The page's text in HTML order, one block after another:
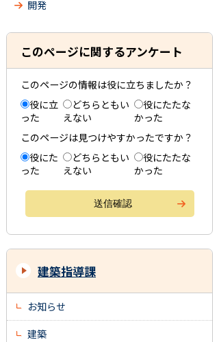
開発
このページに関するアンケート
このページの情報は役に立ちましたか？
役に立
った
どちらともい
えない
役にたたな
かった
このページは見つけやすかったですか？
役にた
った
どちらともい
えない
役にたたな
かった
建築指導課
お知らせ
建築